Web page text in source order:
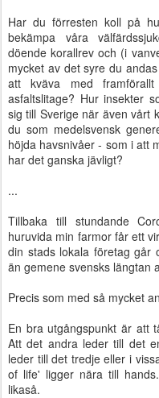
Har du förresten koll på
bekämpa våra
döende korallrev och (i
mycket av det syre du
att kväva med
asfaltslitage? Hur insekter
sig till Sverige när även vårt
du som medelsvensk
höjda havsnivåer - som i att
har det ganska jävligt?
...
Tillbaka till stundande
huruvida min farmor får ett
din stads lokala företag går
än gemene svensks längtan
Precis som med så mycket
En bra utgångspunkt är att
Att det andra leder till det
leder till det tredje eller i
of life' ligger nära till
likaså.